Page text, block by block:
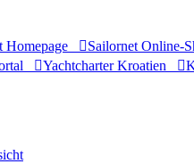
Homepage
Sailornet Online-
Yachtcharter Kroatien